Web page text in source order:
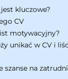
kluczowe?
CV
motywacyjny?
unikać w CV i
szanse na